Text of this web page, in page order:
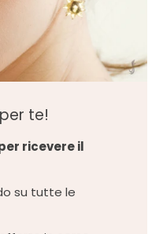
te!
ricevere il
su tutte le